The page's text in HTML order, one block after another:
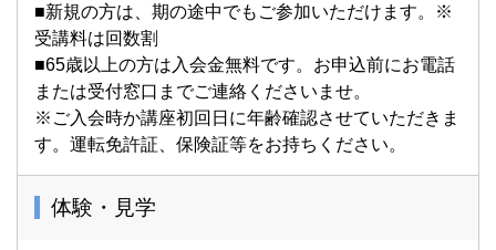
■新規の方は、期の途中でもご参加いただけます。※
受講料は回数割
■65歳以上の方は入会金無料です。お申込前にお電話
または受付窓口までご連絡くださいませ。
※ご入会時か講座初回日に年齢確認させていただきま
す。運転免許証、保険証等をお持ちください。
体験・見学